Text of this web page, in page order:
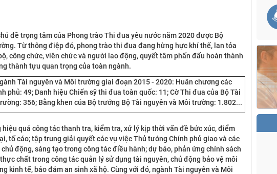
đề trọng tâm của Phong trào Thi đua yêu nước năm 2020 được Bộ
Từ thông điệp đó, phong trào thi đua đang hừng hực khí thế, lan tỏa
công chức, viên chức và người lao động, quyết tâm phấn đấu hoàn thành
thành tựu quan trọng của toàn ngành.
Tài nguyên và Môi trường giai đoạn 2015 - 2020: Huân chương các
phủ: 49; Danh hiệu Chiến sỹ thi đua toàn quốc: 11; Cờ Thi đua của Bộ Tài
356; Bằng khen của Bộ trưởng Bộ Tài nguyên và Môi trường: 1.802...
quả công tác thanh tra, kiểm tra, xử lý kịp thời vấn đề bức xúc, điểm
tố cáo; tập trung giải quyết các vụ việc Thủ tướng Chính phủ giao và các
động, sáng tạo trong công tác điều hành; dự báo, phản ứng chính sách
chất trong công tác quản lý sử dụng tài nguyên, chủ động bảo vệ môi
tế, bảo đảm an sinh xã hộ. Cùng với đó, ngành Tài nguyên và Môi